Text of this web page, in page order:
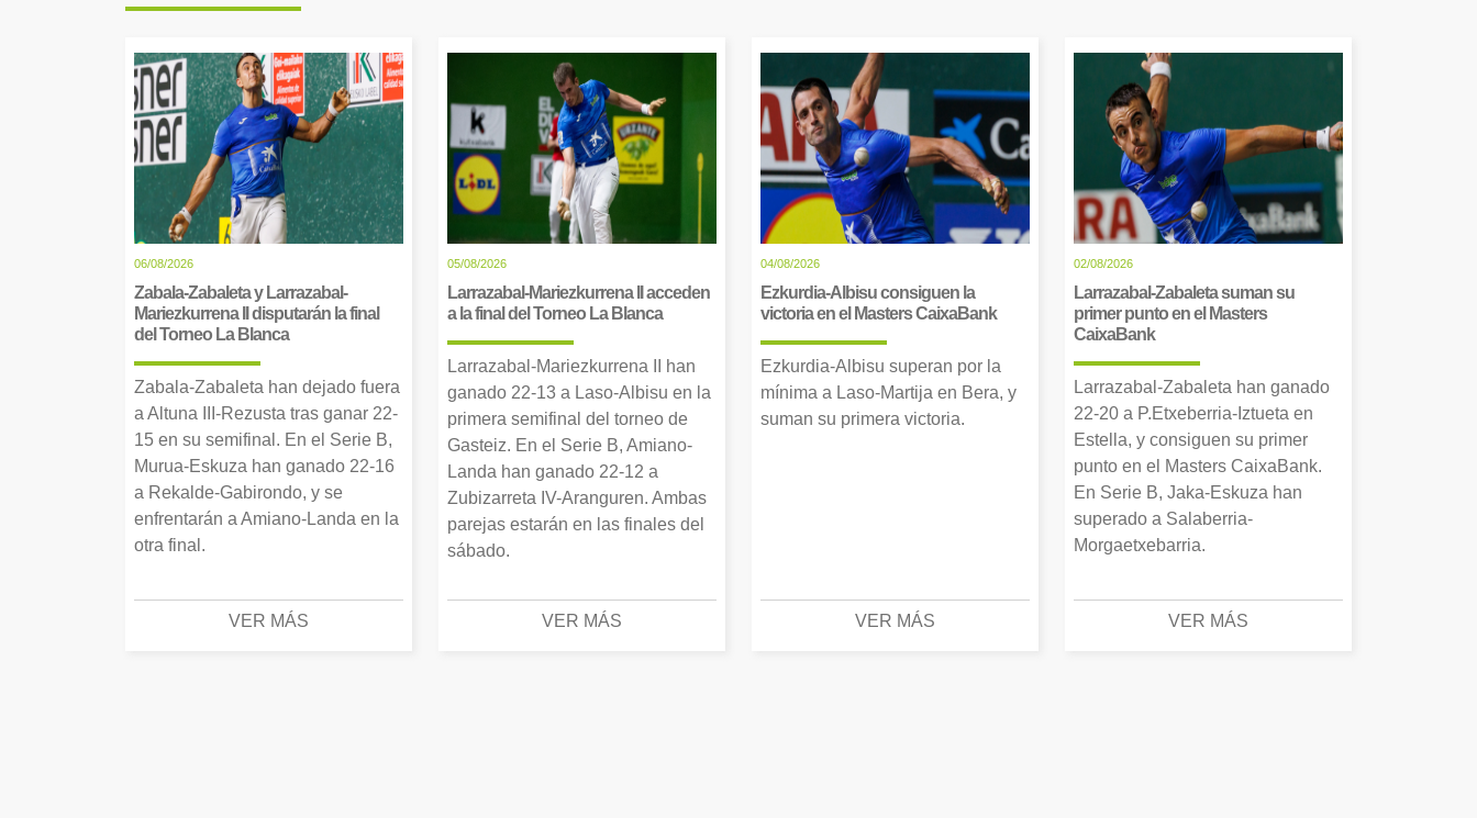
06/08/2026
Zabala-Zabaleta y Larrazabal-
Mariezkurrena II disputarán la final
del Torneo La Blanca
Zabala-Zabaleta han dejado fuera
a Altuna III-Rezusta tras ganar 22-
15 en su semifinal. En el Serie B,
Murua-Eskuza han ganado 22-16
a Rekalde-Gabirondo, y se
enfrentarán a Amiano-Landa en la
otra final.
VER MÁS
05/08/2026
Larrazabal-Mariezkurrena II acceden
a la final del Torneo La Blanca
Larrazabal-Mariezkurrena II han
ganado 22-13 a Laso-Albisu en la
primera semifinal del torneo de
Gasteiz. En el Serie B, Amiano-
Landa han ganado 22-12 a
Zubizarreta IV-Aranguren. Ambas
parejas estarán en las finales del
sábado.
VER MÁS
04/08/2026
Ezkurdia-Albisu consiguen la
victoria en el Masters CaixaBank
Ezkurdia-Albisu superan por la
mínima a Laso-Martija en Bera, y
suman su primera victoria.
VER MÁS
02/08/2026
Larrazabal-Zabaleta suman su
primer punto en el Masters
CaixaBank
Larrazabal-Zabaleta han ganado
22-20 a P.Etxeberria-Iztueta en
Estella, y consiguen su primer
punto en el Masters CaixaBank.
En Serie B, Jaka-Eskuza han
superado a Salaberria-
Morgaetxebarria.
VER MÁS